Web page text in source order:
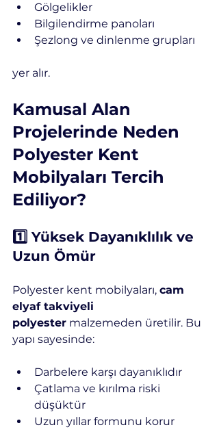
Gölgelikler
Bilgilendirme panoları
Şezlong ve dinlenme grupları
yer alır.
Kamusal Alan
Projelerinde Neden
Polyester Kent
Mobilyaları Tercih
Ediliyor?
1️⃣ Yüksek Dayanıklılık ve
Uzun Ömür
Polyester kent mobilyaları, cam
elyaf takviyeli
polyester malzemeden üretilir. Bu
yapı sayesinde:
Darbelere karşı dayanıklıdır
Çatlama ve kırılma riski
düşüktür
Uzun yıllar formunu korur